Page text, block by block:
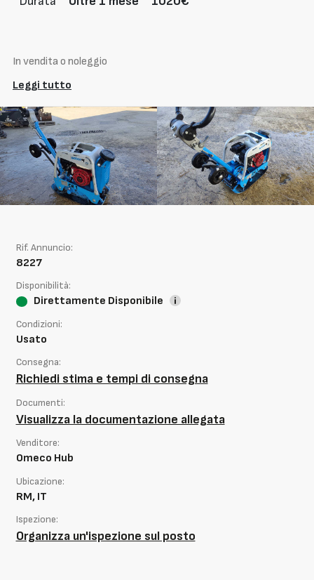
In vendita o noleggio
Leggi tutto
Rif. Annuncio:
8227
Disponibilità:
Direttamente Disponibile
Condizioni:
Usato
Consegna:
Richiedi stima e tempi di consegna
Documenti:
Visualizza la documentazione allegata
Venditore:
Omeco Hub
Ubicazione:
RM, IT
Ispezione:
Organizza un'ispezione sul posto